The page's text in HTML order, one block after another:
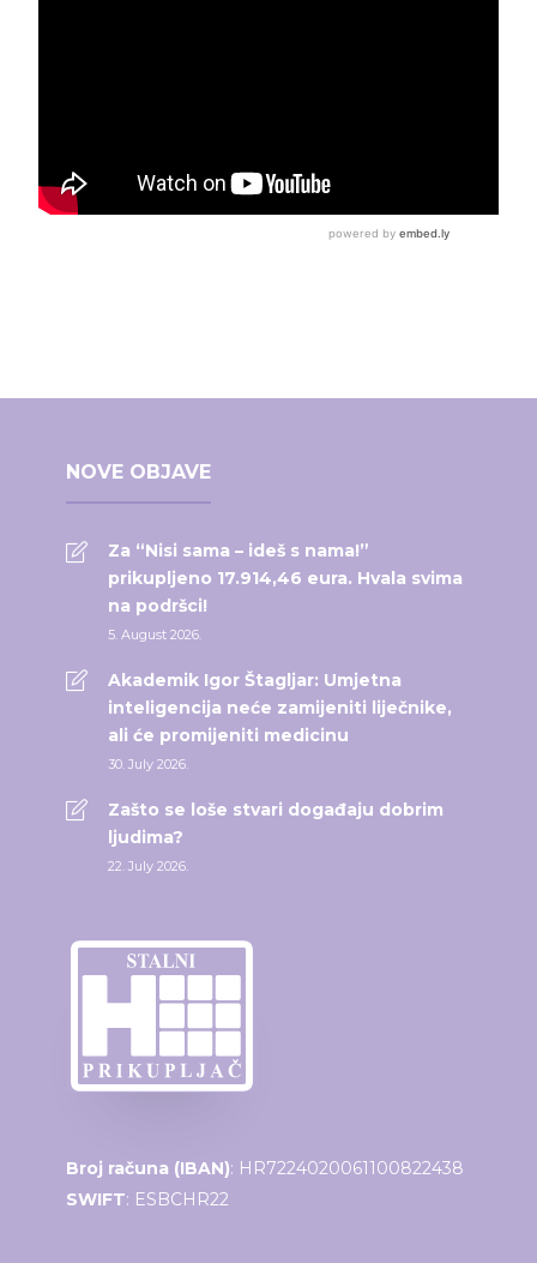
NOVE OBJAVE
Za “Nisi sama – ideš s nama!”
prikupljeno 17.914,46 eura. Hvala svima
na podršci!
5. August 2026.
Akademik Igor Štagljar: Umjetna
inteligencija neće zamijeniti liječnike,
ali će promijeniti medicinu
30. July 2026.
Zašto se loše stvari događaju dobrim
ljudima?
22. July 2026.
Broj računa (IBAN): HR7224020061100822438
SWIFT: ESBCHR22